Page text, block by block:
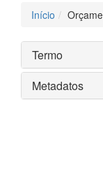
Início
Termo
Metadatos